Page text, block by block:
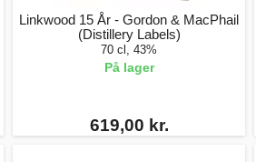
Linkwood 15 År - Gordon & MacPhail
(Distillery Labels)
70 cl, 43%
På lager
619,00 kr.